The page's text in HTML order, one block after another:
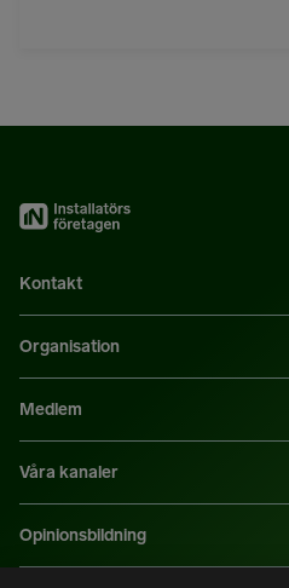
Kontakt
Organisation
Medlem
Våra kanaler
Opinionsbildning